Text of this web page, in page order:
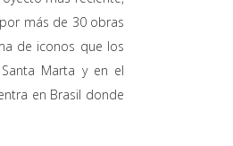
más de 30 obras
de iconos que los
Marta y en el
en Brasil donde